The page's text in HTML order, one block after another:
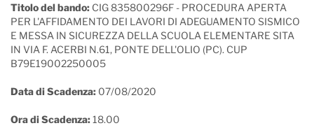
Titolo del bando: CIG 835800296F - PROCEDURA APERTA
PER L'AFFIDAMENTO DEI LAVORI DI ADEGUAMENTO SISMICO
E MESSA IN SICUREZZA DELLA SCUOLA ELEMENTARE SITA
IN VIA F. ACERBI N.61, PONTE DELL'OLIO (PC). CUP
B79E19002250005
Data di Scadenza: 07/08/2020
Ora di Scadenza:18.00